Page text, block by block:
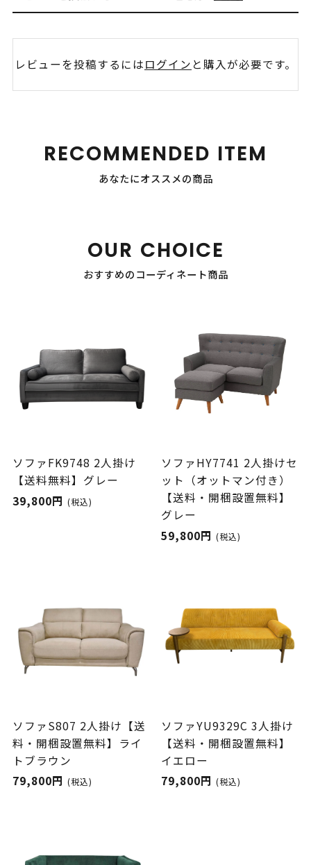
レビューを投稿するにはログイン と購入が必要です。
RECOMMENDED ITEM
あなたにオススメの商品
OUR CHOICE
おすすめのコーディネート商品
ソファFK9748 2人掛け
【送料無料】グレー
39,800円 (税込)
ソファHY7741 2人掛けセ
ット（オットマン付き）
【送料・開梱設置無料】
グレー
59,800円(税込)
ソファS807 2人掛け【送
料・開梱設置無料】ライ
トブラウン
79,800円 (税込)
ソファYU9329C 3人掛け
【送料・開梱設置無料】
イエロー
79,800円(税込)